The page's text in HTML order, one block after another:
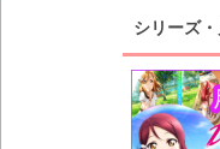
桜内
上原
シリーズ